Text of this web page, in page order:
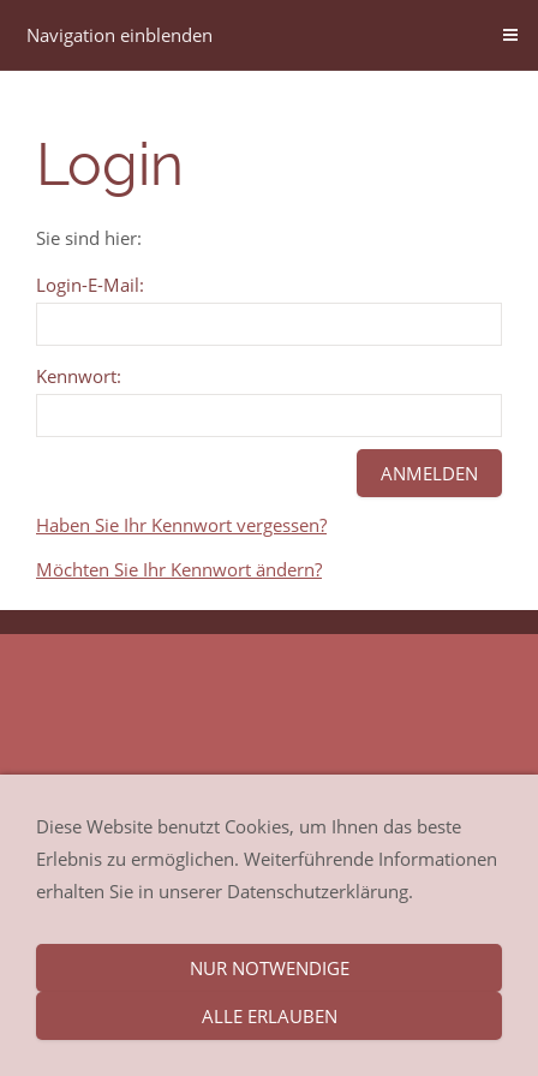
Navigation einblenden
Login
Sie sind hier:
Login-E-Mail:
Kennwort:
Haben Sie Ihr Kennwort vergessen?
Möchten Sie Ihr Kennwort ändern?
Diese Website benutzt Cookies, um Ihnen das beste
Erlebnis zu ermöglichen. Weiterführende Informationen
erhalten Sie in unserer Datenschutzerklärung.
NUR NOTWENDIGE
ALLE ERLAUBEN